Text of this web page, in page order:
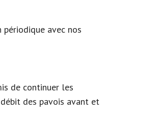
avec nos
de continuer les
des pavois avant et